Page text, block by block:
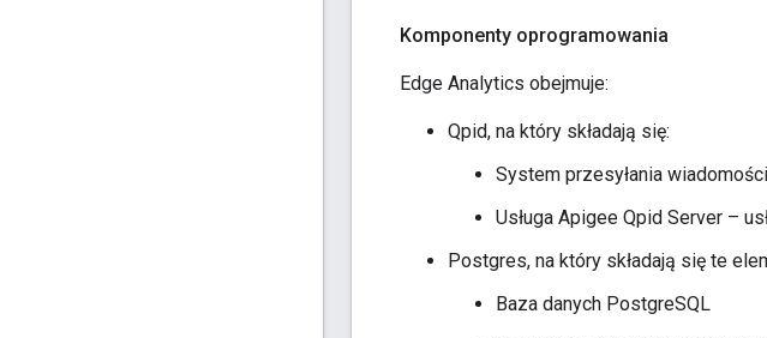
Komponenty oprogramowania
Edge Analytics obejmuje:
Qpid, na który składają się:
System przesyłania
Usługa Apigee Qpid Server –
Postgres, na który składają się te
Baza danych PostgreSQL